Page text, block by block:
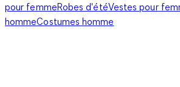
pour femmeRobes d'étéVestes pour
hommeCostumes homme